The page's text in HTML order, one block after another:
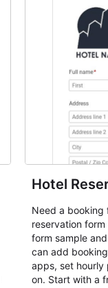
Hotel
Need a booking
reservation
form sample
can add
apps, set hourly
on. Start with a